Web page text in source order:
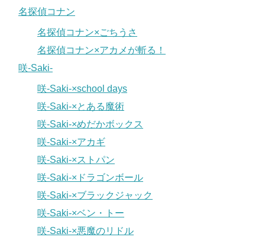
名探偵コナン
名探偵コナン×ごちうさ
名探偵コナン×アカメが斬る！
咲-Saki-
咲-Saki-×school days
咲-Saki-×とある魔術
咲-Saki-×めだかボックス
咲-Saki-×アカギ
咲-Saki-×ストパン
咲-Saki-×ドラゴンボール
咲-Saki-×ブラックジャック
咲-Saki-×ベン・トー
咲-Saki-×悪魔のリドル